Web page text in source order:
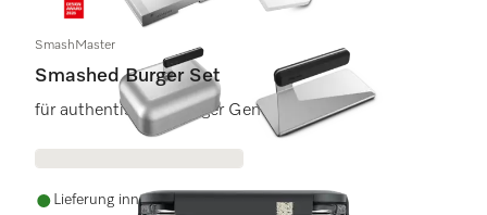
SmashMaster
Smashed Burger Set
für authentischen Burger Genuss.
Lieferung innerhalb von 5-7 Werktagen